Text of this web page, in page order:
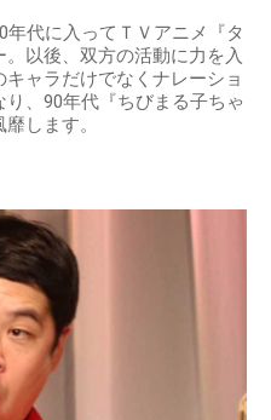
代に入ってＴＶアニメ『タ
以後、双方の活動に力を入
ャラだけでなくナレーショ
、90年代『ちびまる子ちゃ
します。